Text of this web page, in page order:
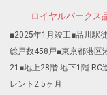
ロイヤルパークス
■2025年1月竣工■品川駅
総戸数458戸■東京都港区
21■地上28階 地下1階 RC
レント2.5ヶ月